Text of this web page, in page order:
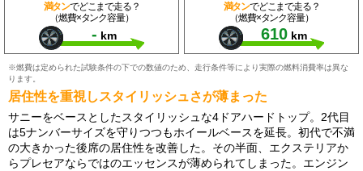
満タンでどこまで走る？
（燃費×タンク容量）
- km
満タンでどこまで走る？
（燃費×タンク容量）
610 km
※燃費は定められた試験条件の下での数値のため、走行条件等により実際の燃料消費率は異な
ります。
居住性を重視しスタイリッシュさが薄まった
サニーをベースとしたスタイリッシュな4ドアハードトップ。2代目
は5ナンバーサイズを守りつつもホイールベースを延長。初代で不満
の大きかった後席の居住性を改善した。その半面、エクステリアか
らプレセアならではのエッセンスが薄められてしまった。エンジン